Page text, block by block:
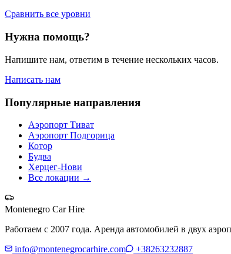
Сравнить все уровни
Нужна помощь?
Напишите нам, ответим в течение нескольких часов.
Написать нам
Популярные направления
Аэропорт Тиват
Аэропорт Подгорица
Котор
Будва
Херцег-Нови
Все локации →
Montenegro Car Hire
Работаем с 2007 года. Аренда автомобилей в двух
info@montenegrocarhire.com
+38263232887